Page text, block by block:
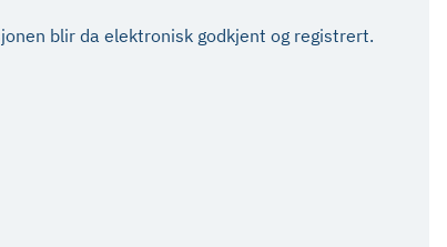
blir da elektronisk godkjent og registrert.